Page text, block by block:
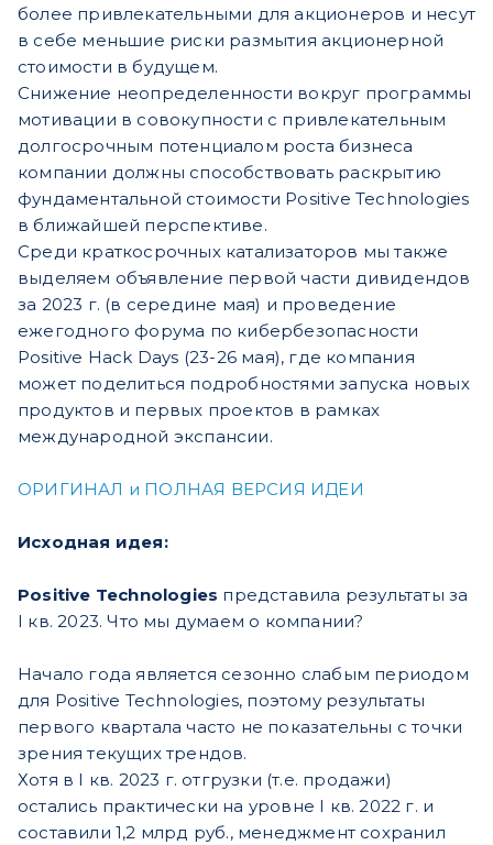
более привлекательными для акционеров и несут
в себе меньшие риски размытия акционерной
стоимости в будущем.
Снижение неопределенности вокруг программы
мотивации в совокупности с привлекательным
долгосрочным потенциалом роста бизнеса
компании должны способствовать раскрытию
фундаментальной стоимости Positive Technologies
в ближайшей перспективе.
Среди краткосрочных катализаторов мы также
выделяем объявление первой части дивидендов
за 2023 г. (в середине мая) и проведение
ежегодного форума по кибербезопасности
Positive Hack Days (23-26 мая), где компания
может поделиться подробностями запуска новых
продуктов и первых проектов в рамках
международной экспансии.
ОРИГИНАЛ и ПОЛНАЯ ВЕРСИЯ ИДЕИ
Исходная идея:
Positive Technologies представила результаты за
I кв. 2023. Что мы думаем о компании?
Начало года является сезонно слабым периодом
для Positive Technologies, поэтому результаты
первого квартала часто не показательны с точки
зрения текущих трендов.
Хотя в I кв. 2023 г. отгрузки (т.е. продажи)
остались практически на уровне I кв. 2022 г. и
составили 1,2 млрд руб., менеджмент сохранил